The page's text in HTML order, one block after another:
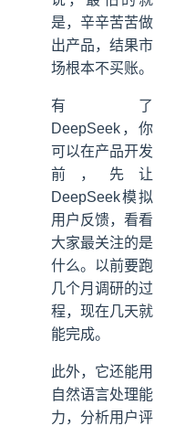
是，辛辛苦苦做
出产品，结果市
场根本不买账。
有了
DeepSeek，你
可以在产品开发
前，先让
DeepSeek模拟
用户反馈，看看
大家最关注的是
什么。以前要跑
几个月调研的过
程，现在几天就
能完成。
此外，它还能用
自然语言处理能
力，分析用户评